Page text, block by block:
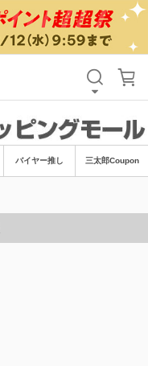
バイヤー推し 三太郎Coupon